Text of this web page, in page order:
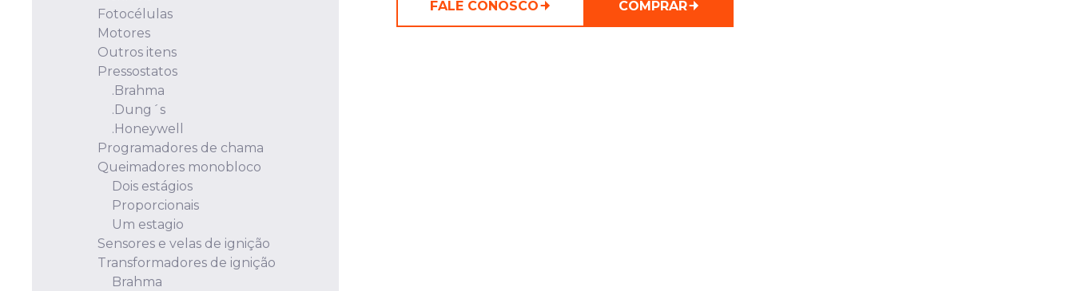
Fotocélulas
Motores
Outros itens
Pressostatos
.Brahma
.Dung´s
.Honeywell
Programadores de chama
Queimadores monobloco
Dois estágios
Proporcionais
Um estagio
Sensores e velas de ignição
Transformadores de ignição
Brahma
FALE CONOSCO COMPRAR